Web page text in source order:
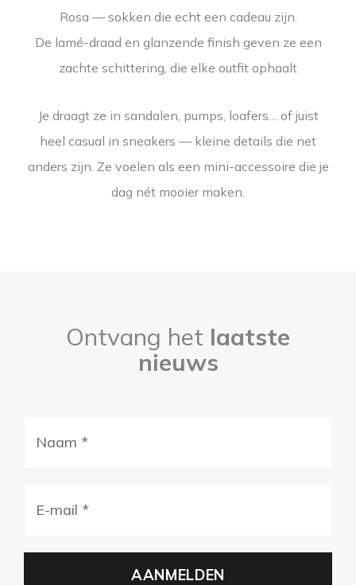
Rosa — sokken die echt een cadeau zijn.
De lamé-draad en glanzende finish geven ze een
zachte schittering, die elke outfit ophaalt
Je draagt ze in sandalen, pumps, loafers… of juist
heel casual in sneakers — kleine details die net
anders zijn. Ze voelen als een mini-accessoire die je
dag nét mooier maken.
Ontvang het laatste
nieuws
AANMELDEN